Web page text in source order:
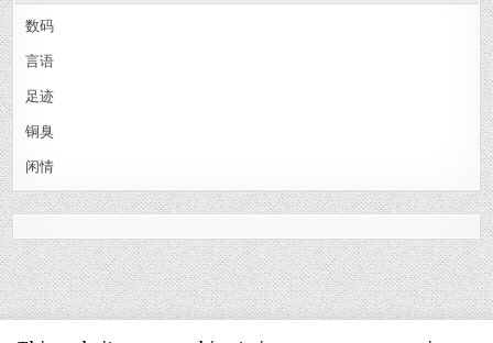
数码
言语
足迹
铜臭
闲情